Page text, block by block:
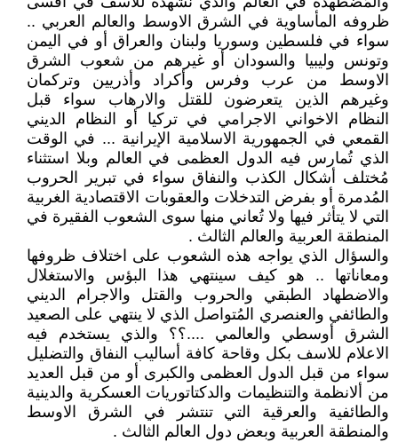
ظروفه المأساوية في الشرق الاوسط والعالم العربي ..
سواء في فلسطين وسوريا ولبنان والعراق أو في اليمن
وتونس وليبيا والسودان أو غيرهم من شعوب الشرق
الاوسط من عرب وفرس وأكراد وأذريين وتركمان
وغيرهم الذين يتعرضون للقتل والارهاب سواء قبل
النظام الاخواني الاجرامي في تركيا أو النظام الديني
القمعي في الجمهورية الاسلامية الإيرانية ... في الوقت
الذي تُمارس فيه الدول العظمى في العالم وبلا استثناء
مُختلف أشكال الكذب والنفاق سواء في تبرير الحروب
المُدمرة أو بفرض التدخلات والعقوبات الاقتصادية الغربية
التي لا يتأثر فيها ولا تُعاني منها سوى الشعوب الفقيرة في
المنطقة العربية والعالم الثالث .
والسؤال الذي يواجه هذه الشعوب على اختلاف ظروفها
ومعاناتها .. هو كيف سينتهي هذا البؤس والاستغلال
والاضطهاد الطبقي والحروب والقتل والاجرام الديني
والطائفي والعنصري المُتواصل الذي لا ينتهي على الصعيد
الشرق أوسطي والعالمي ....؟؟ والذي يستخدم فيه
الاعلام للاسف بكل وقاحة كافة أساليب النفاق والتضليل
سواء من قبل الدول العظمى والكبرى أو من قبل العديد
من ألانظمة والتنظيمات والدكتاتوريات العسكرية والدينية
والطائفية والعرقية التي تنتشر في الشرق الاوسط
والمنطقة العربية وبعض دول العالم الثالث .